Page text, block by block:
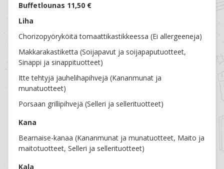
Buffetlounas 11,50 €
Liha
Chorizopyöryköitä tomaattikastikkeessa (Ei allergeeneja)
Makkarakastiketta (Soijapavut ja soijapaputuotteet,
Sinappi ja sinappituotteet)
Itte tehtyjä jauhelihapihvejä (Kananmunat ja
munatuotteet)
Porsaan grillipihvejä (Selleri ja sellerituotteet)
Kana
Bearnaise-kanaa (Kananmunat ja munatuotteet, Maito ja
maitotuotteet, Selleri ja sellerituotteet)
Kala